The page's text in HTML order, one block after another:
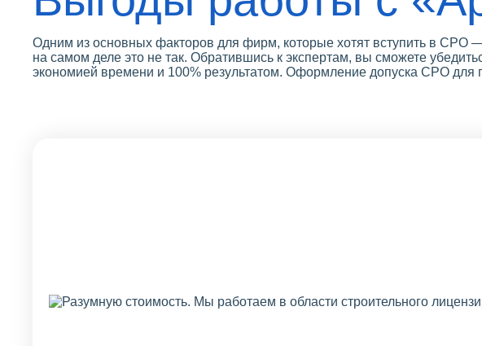
Одним из основных факторов для фирм, которые хотят вступить в СРО
на самом деле это не так. Обратившись к экспертам, вы сможете
экономией времени и 100% результатом. Оформление допуска СРО для